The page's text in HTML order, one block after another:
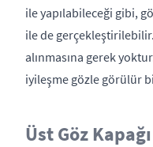
ile yapılabileceği gibi,
ile de
alınmasına gerek
iyileşme gözle görülür
Üst Göz